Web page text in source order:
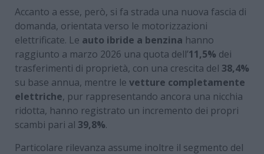
Accanto a esse, però, si fa strada una nuova fascia di
domanda, orientata verso le motorizzazioni
elettrificate. Le auto ibride a benzina hanno
raggiunto a marzo 2026 una quota dell’11,5% dei
trasferimenti di proprietà, con una crescita del 38,4%
su base annua, mentre le vetture completamente
elettriche, pur rappresentando ancora una nicchia
ridotta, hanno registrato un incremento dei propri
scambi pari al 39,8%.
Particolare rilevanza assume inoltre il segmento del